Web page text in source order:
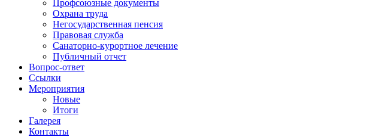
Профсоюзные документы
Охрана труда
Негосударственная пенсия
Правовая служба
Санаторно-курортное лечение
Публичный отчет
Вопрос-ответ
Ссылки
Мероприятия
Новые
Итоги
Галерея
Контакты